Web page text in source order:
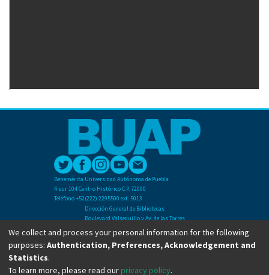
Benemérita Universidad Autónoma de Puebla
4 sur 104 Centro Histórico C.P. 72000
Teléfono +52(222) 2295500 ext. 5013
Dirección General de Bibliotecas
Boulevard Valsequillo y Av. de las Torres
Ciudad Universitaria. Col. San Manuel
C.P. 72570
Teléfono +52 (222) 2295500 Ext 2901
We collect and process your personal information for the following
purposes: Authentication, Preferences, Acknowledgement and
Statistics.
To learn more, please read our privacy policy.